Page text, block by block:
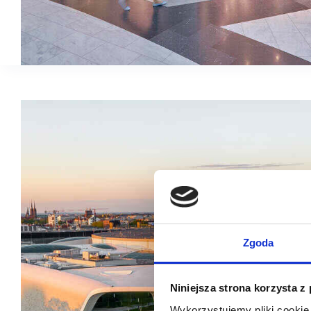
Zgoda
Niniejsza strona korzysta z